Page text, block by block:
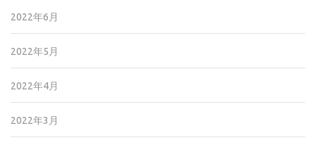
2022年6月
2022年5月
2022年4月
2022年3月